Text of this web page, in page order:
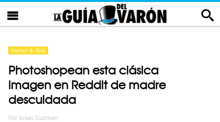
Humor & Risa
Photoshopean esta clásica
imagen en Reddit de madre
descuidada
Por Israel Guzman